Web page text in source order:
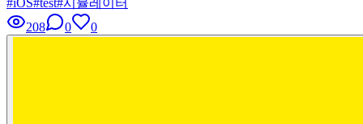
#iOS#test#시뮬레이터
208
0 0